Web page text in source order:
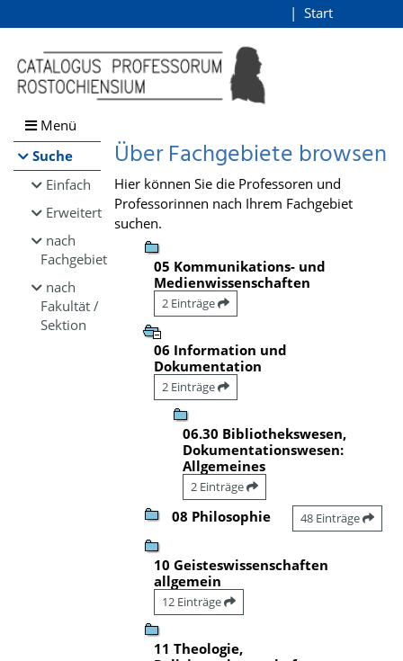
Browsen
direkt zum Inhalt
Start
Menü
Suche
Einfach
Erweitert
nach
Fachgebiet
nach
Fakultät /
Sektion
Über Fachgebiete browsen
Hier können Sie die Professoren und
Professorinnen nach Ihrem Fachgebiet
suchen.
05 Kommunikations- und
Medienwissenschaften
2 Einträge
06 Information und
Dokumentation
2 Einträge
06.30 Bibliothekswesen,
Dokumentationswesen:
Allgemeines
2 Einträge
08 Philosophie 48 Einträge
10 Geisteswissenschaften
allgemein
12 Einträge
11 Theologie,